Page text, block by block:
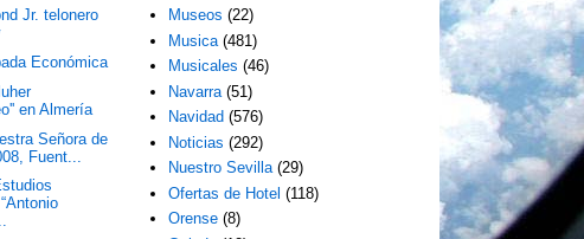
Jr. telonero
Económica
en Almería
Señora de
Fuent...
Museos (22)
Musica (481)
Musicales (46)
Navarra (51)
Navidad (576)
Noticias (292)
Nuestro Sevilla (29)
Ofertas de Hotel (118)
Orense (8)